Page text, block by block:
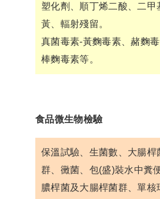
塑化劑、順丁烯二酸、二甲
黃、輻射殘留。
真菌毒素-黃麴毒素、赭麴毒
棒麴毒素等。
食品微生物檢驗
保溫試驗、生菌數、大腸桿
群、黴菌、包(盛)裝水中糞
膿桿菌及大腸桿菌群、單核